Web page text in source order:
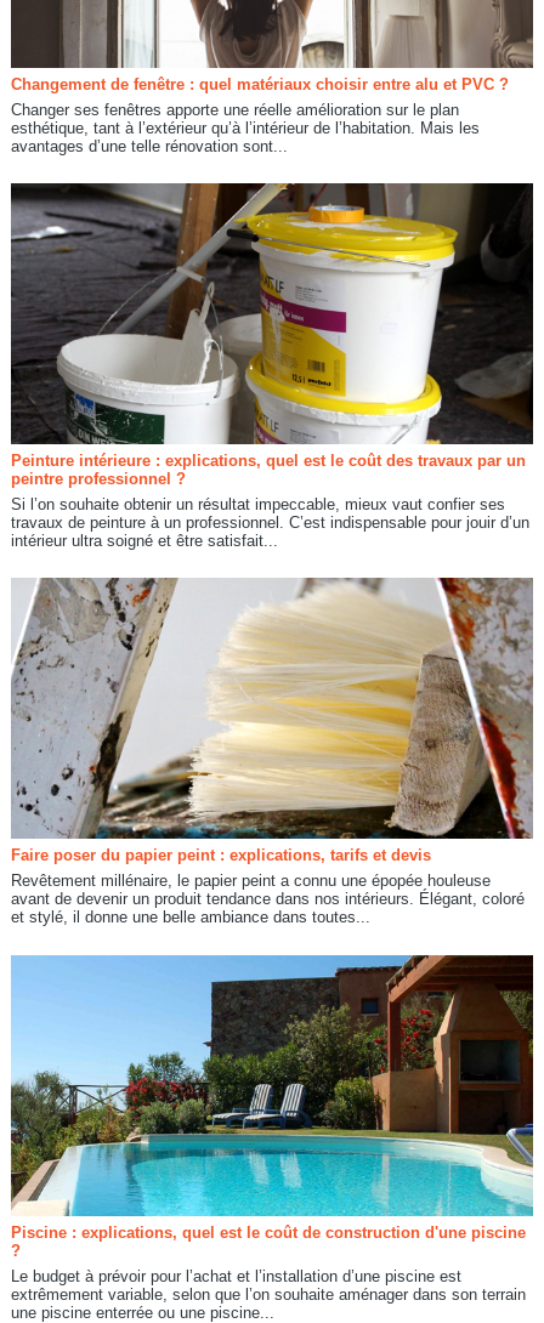
Changement de fenêtre : quel matériaux choisir entre alu et PVC ?
Changer ses fenêtres apporte une réelle amélioration sur le plan
esthétique, tant à l’extérieur qu’à l’intérieur de l’habitation. Mais les
avantages d’une telle rénovation sont...
Peinture intérieure : explications, quel est le coût des travaux par un
peintre professionnel ?
Si l’on souhaite obtenir un résultat impeccable, mieux vaut confier ses
travaux de peinture à un professionnel. C’est indispensable pour jouir d’un
intérieur ultra soigné et être satisfait...
Faire poser du papier peint : explications, tarifs et devis
Revêtement millénaire, le papier peint a connu une épopée houleuse
avant de devenir un produit tendance dans nos intérieurs. Élégant, coloré
et stylé, il donne une belle ambiance dans toutes...
Piscine : explications, quel est le coût de construction d'une piscine
?
Le budget à prévoir pour l’achat et l’installation d’une piscine est
extrêmement variable, selon que l’on souhaite aménager dans son terrain
une piscine enterrée ou une piscine...